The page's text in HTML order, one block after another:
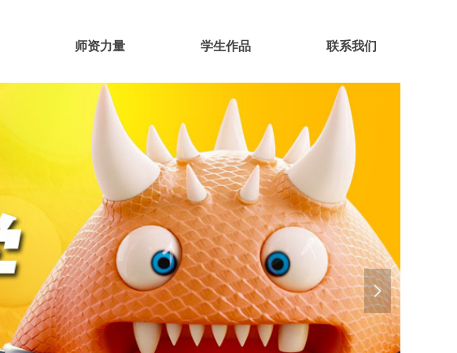
넲
师资力量 学生作品 联系我们